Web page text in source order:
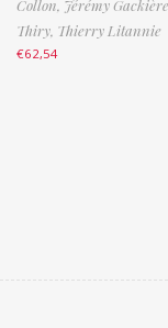
Collon, Jérémy Gackière,
Thiry, Thierry Litannie
€62,54